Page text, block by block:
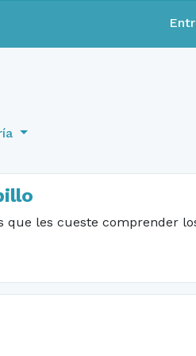
que les cueste comprender